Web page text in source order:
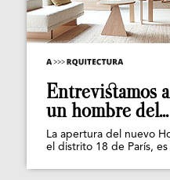
Entrevistamos
un hombre del...
La apertura del nuevo
el distrito 18 de París,